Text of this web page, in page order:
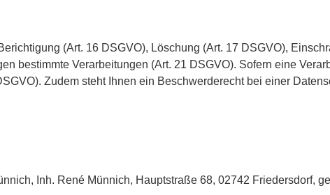
(Art. 16 DSGVO), Löschung (Art. 17 DSGVO),
bestimmte Verarbeitungen (Art. 21 DSGVO). Sofern eine
Zudem steht Ihnen ein Beschwerderecht bei einer
Inh. René Münnich, Hauptstraße 68, 02742 Friedersdorf,